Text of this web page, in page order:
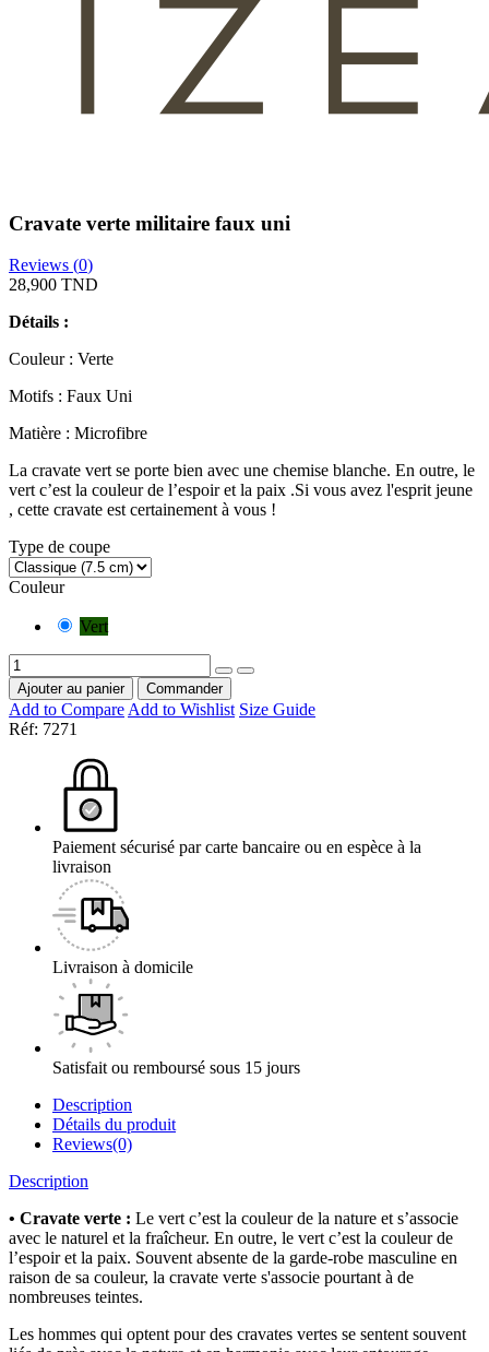
Cravate verte militaire faux uni
Reviews (0)
28,900 TND
Détails :
Couleur : Verte
Motifs : Faux Uni
Matière : Microfibre
La cravate vert se porte bien avec une chemise blanche. En outre, le
vert c’est la couleur de l’espoir et la paix .Si vous avez l'esprit jeune
, cette cravate est certainement à vous !
Type de coupe
Couleur
Vert
Ajouter au panier Commander
Add to CompareAdd to Wishlist Size Guide
Réf: 7271
Paiement sécurisé par carte bancaire ou en espèce à la
livraison
Livraison à domicile
Satisfait ou remboursé sous 15 jours
Description
Détails du produit
Reviews(0)
Description
• Cravate verte : Le vert c’est la couleur de la nature et s’associe
avec le naturel et la fraîcheur. En outre, le vert c’est la couleur de
l’espoir et la paix. Souvent absente de la garde-robe masculine en
raison de sa couleur, la cravate verte s'associe pourtant à de
nombreuses teintes.
Les hommes qui optent pour des cravates vertes se sentent souvent